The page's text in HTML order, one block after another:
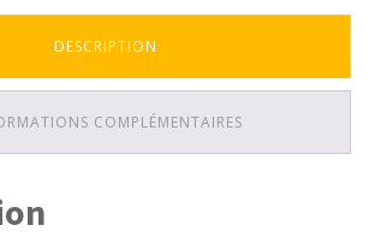
DESCRIPTION
COMPLÉMENTAIRES